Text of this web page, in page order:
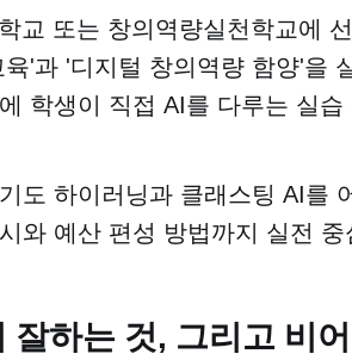
교 또는 창의역량실천학교에
'과 '디지털 창의역량 함양'을
학생이 직접 AI를 다루는 실
도 하이러닝과 클래스팅 AI를
와 예산 편성 방법까지 실전
잘하는 것, 그리고 비